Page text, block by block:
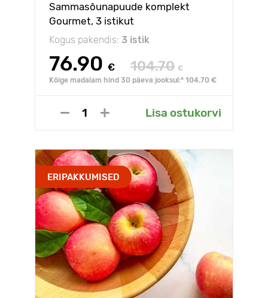
Sammasõunapuude komplekt
Gourmet, 3 istikut
Kogus pakendis: 3 istik
76.90 € 104.70 €
Kõige madalam hind 30 päeva jooksul:* 104.70 €
Lisa ostukorvi
ERIPAKKUMISED